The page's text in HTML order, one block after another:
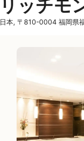
リッチモ
日本, 〒810-0004 福岡県